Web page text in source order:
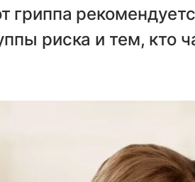
гриппа
риска и тем, кто